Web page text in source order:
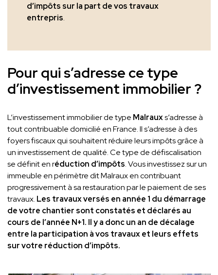
d’impôts sur la part de vos travaux
entrepris.
Pour qui s’adresse ce type
d’investissement immobilier ?
L’investissement immobilier de type Malrauxs’adresse à
tout contribuable domicilié en France. Il s’adresse à des
foyers fiscaux qui souhaitent réduire leurs impôts grâce à
un investissement de qualité. Ce type de défiscalisation
se définit en réduction d’impôts. Vous investissez sur un
immeuble en périmètre dit Malraux en contribuant
progressivement à sa restauration par le paiement de ses
travaux. Les travaux versés en année 1 du démarrage
de votre chantier sont constatés et déclarés au
cours de l’année N+1. Il y a donc un an de décalage
entre la participation à vos travaux et leurs effets
sur votre réduction d’impôts.